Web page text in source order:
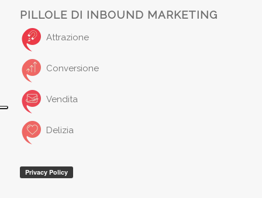
PILLOLE DI INBOUND MARKETING
Attrazione
Conversione
Vendita
Delizia